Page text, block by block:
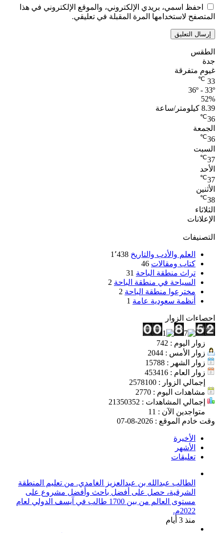
احفظ اسمي، بريدي الإلكتروني، والموقع الإلكتروني في هذا
المتصفح لاستخدامها المرة المقبلة في تعليقي.
الطقس
جدة
غيوم متفرقة
33
℃
36º - 33º
52%
8.39 كيلومتر/ساعة
36
℃
الجمعة
36
℃
السبت
37
℃
الأحد
37
℃
الأثنين
38
℃
الثلاثاء
الإعلانات
التصنيفات
العلم والأدب والتاريخ 1٬438
كتاب ومقالات 46
تراث منطقة الباحة 31
السياحة في منطقة الباحة 2
مخترعوا منطقة الباحة 2
أنظمة سعودية عامة 1
احصاءات الزوار
زوار اليوم : 742
زوار الأمس : 2044
زوار الشهر : 15788
زوار العام : 453416
إجمالي الزوار : 2578100
مشاهدات اليوم : 2770
إجمالي المشاهدات : 21350352
متواجدين الآن : 11
وقت خادم الموقع : 2026-08-07
الأخيرة
الأشهر
تعليقات
الطالب عبدالله بن عبدالعزيز الغامدي. من تعليم المنطقة
الشرقية، حصل على أفضل باحث وأفضل مشروع على
مستوى العالم من بين 1700 طالب في آيسف الدولي لعام
2022م.
منذ 3 أيام